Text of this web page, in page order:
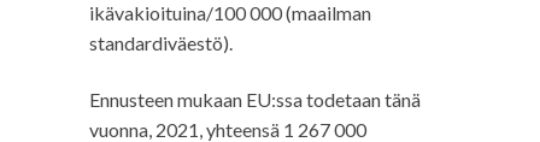
ikävakioituina/100 000 (maailman
standardiväestö).
Ennusteen mukaan EU:ssa todetaan tänä
vuonna, 2021, yhteensä 1 267 000